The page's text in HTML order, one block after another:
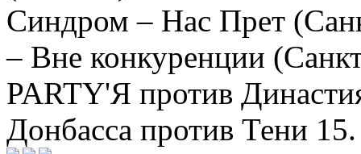
Синдром – Нас Прет
– Вне конкуренции
PARTY'Я против
Донбасса против Тени